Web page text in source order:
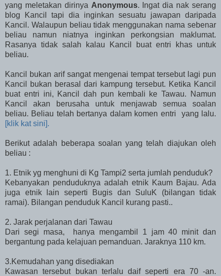
yang meletakan dirinya Anonymous. Ingat dia nak serang
blog Kancil tapi dia inginkan sesuatu jawapan daripada
Kancil. Walaupun beliau tidak menggunakan nama sebenar
beliau namun niatnya inginkan perkongsian maklumat.
Rasanya tidak salah kalau Kancil buat entri khas untuk
beliau.
Kancil bukan arif sangat mengenai tempat tersebut lagi pun
Kancil bukan berasal dari kampung tersebut. Ketika Kancil
buat entri ini, Kancil dah pun kembali ke Tawau. Namun
Kancil akan berusaha untuk menjawab semua soalan
beliau. Beliau telah bertanya dalam komen entri yang lalu.
[klik kat sini].
Berikut adalah beberapa soalan yang telah diajukan oleh
beliau :
1. Etnik yg menghuni di Kg Tampi2 serta jumlah penduduk?
Kebanyakan penduduknya adalah etnik Kaum Bajau. Ada
juga etnik lain seperti Bugis dan SuluK (bilangan tidak
ramai). Bilangan penduduk Kancil kurang pasti..
2. Jarak perjalanan dari Tawau
Dari segi masa, hanya mengambil 1 jam 40 minit dan
bergantung pada kelajuan pemanduan. Jaraknya 110 km.
3.Kemudahan yang disediakan
Kawasan tersebut bukan terlalu daif seperti era 70 -an.